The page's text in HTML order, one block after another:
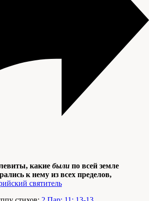
какие были по всей земле
к нему из всех пределов,
святитель